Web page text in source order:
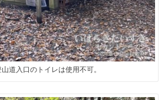
道入口のトイレは使用不可。